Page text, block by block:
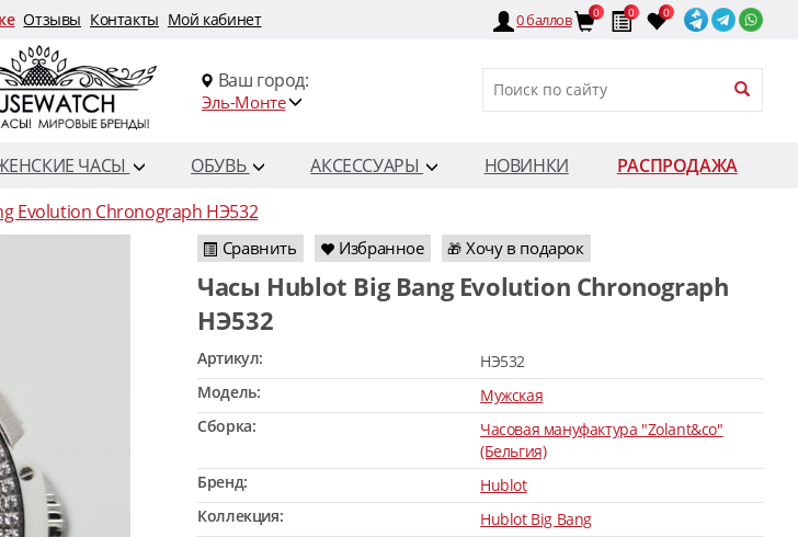
Отзывы Контакты Мой кабинет 0баллов 0 0 0
Ваш город:
Эль-Монте
ЧАСЫ ОБУВЬ АКСЕССУАРЫ НОВИНКИ
РАСПРОДАЖА
Evolution Chronograph HЭ532
Сравнить Избранное 🎁 Хочу в подарок
Часы Hublot Big Bang Evolution Chronograph
HЭ532
Артикул:
HЭ532
Модель:
Мужская
Сборка:
Часовая мануфактура "Zolant&co"
(Бельгия)
Бренд:
Hublot
Коллекция:
Hublot Big Bang